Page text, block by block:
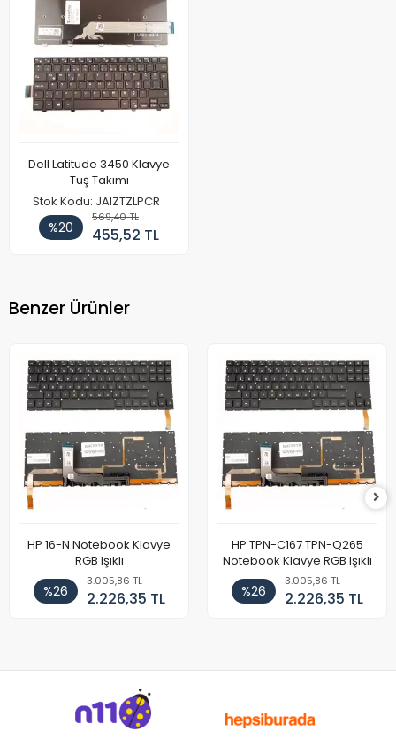
Dell Latitude 3450 Klavye
Tuş Takımı
Stok Kodu: JAIZTZLPCR
%20
569,40 TL
455,52 TL
Benzer Ürünler
HP 16-N Notebook Klavye
RGB Işıklı
%26
3.005,86 TL
2.226,35 TL
HP TPN-C167 TPN-Q265
Notebook Klavye RGB Işıklı
%26
3.005,86 TL
2.226,35 TL